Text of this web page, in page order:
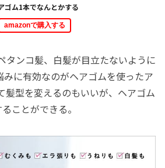
ゴム1本でなんとかする
amazonで購入する
タンコ髪、白髪が目立たないように
みに有効なのがヘアゴムを使ったア
髪型を変えるのもいいが、ヘアゴム
ことができる。